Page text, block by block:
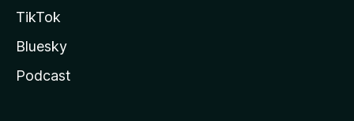
TikTok
Bluesky
Podcast